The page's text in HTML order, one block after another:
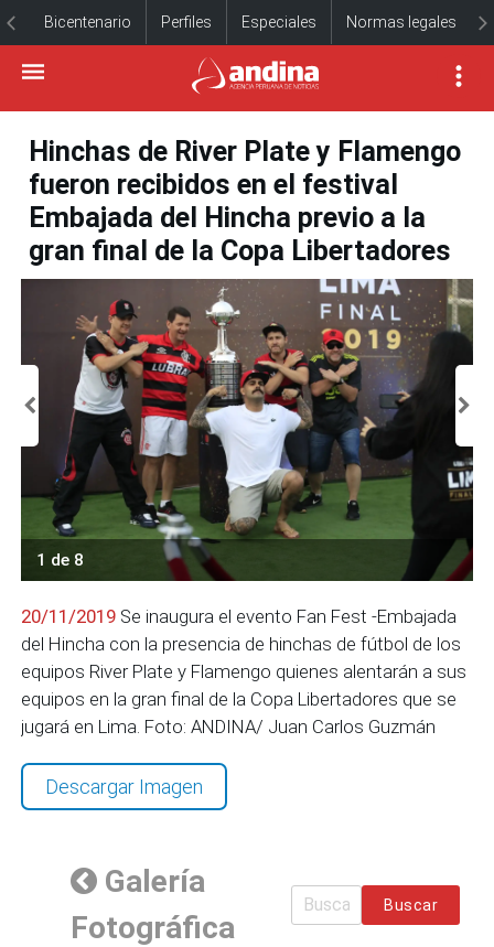
Bicentenario Perfiles Especiales Normas legales
Hinchas de River Plate y Flamengo
fueron recibidos en el festival
Embajada del Hincha previo a la
gran final de la Copa Libertadores
1 de 8
20/11/2019 Se inaugura el evento Fan Fest -Embajada
del Hincha con la presencia de hinchas de fútbol de los
equipos River Plate y Flamengo quienes alentarán a sus
equipos en la gran final de la Copa Libertadores que se
jugará en Lima. Foto: ANDINA/ Juan Carlos Guzmán
Descargar Imagen
Galería
Fotográfica
Buscar